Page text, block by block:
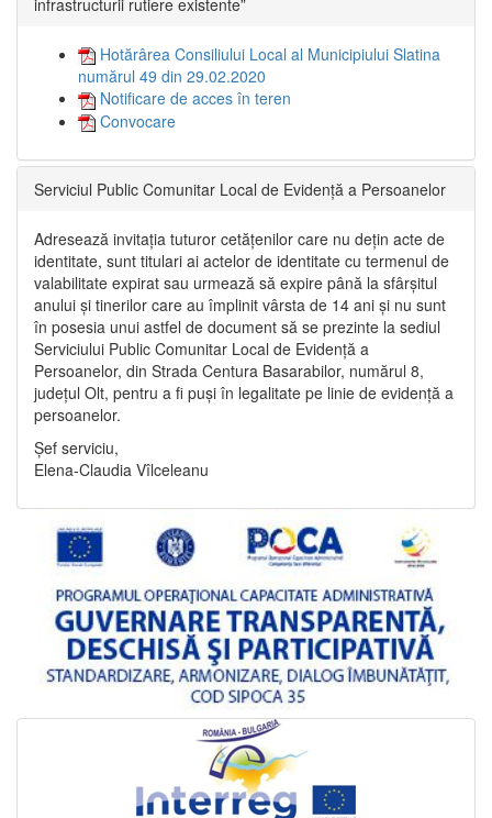
Hotărârea Consiliului Local al Municipiului Slatina
numărul 49 din 29.02.2020
Notificare de acces în teren
Convocare
Serviciul Public Comunitar Local de Evidență a Persoanelor
Adresează invitația tuturor cetățenilor care nu dețin acte de
identitate, sunt titulari ai actelor de identitate cu termenul de
valabilitate expirat sau urmează să expire până la sfârșitul
anului și tinerilor care au împlinit vârsta de 14 ani și nu sunt
în posesia unui astfel de document să se prezinte la sediul
Serviciului Public Comunitar Local de Evidență a
Persoanelor, din Strada Centura Basarabilor, numărul 8,
județul Olt, pentru a fi puși în legalitate pe linie de evidență a
persoanelor.
Șef serviciu,
Elena-Claudia Vîlceleanu